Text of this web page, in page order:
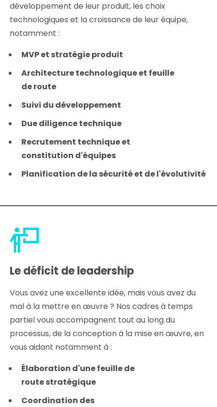
développement de leur produit, les choix
technologiques et la croissance de leur équipe,
notamment :
MVP et stratégie produit
Architecture technologique et feuille
de route
Suivi du développement
Due diligence technique
Recrutement technique et
constitution d'équipes
Planification de la sécurité et de l'évolutivité
Le déficit de leadership
Vous avez une excellente idée, mais vous avez du
mal à la mettre en œuvre ? Nos cadres à temps
partiel vous accompagnent tout au long du
processus, de la conception à la mise en œuvre, en
vous aidant notamment à :
Élaboration d'une feuille de
route stratégique
Coordination des